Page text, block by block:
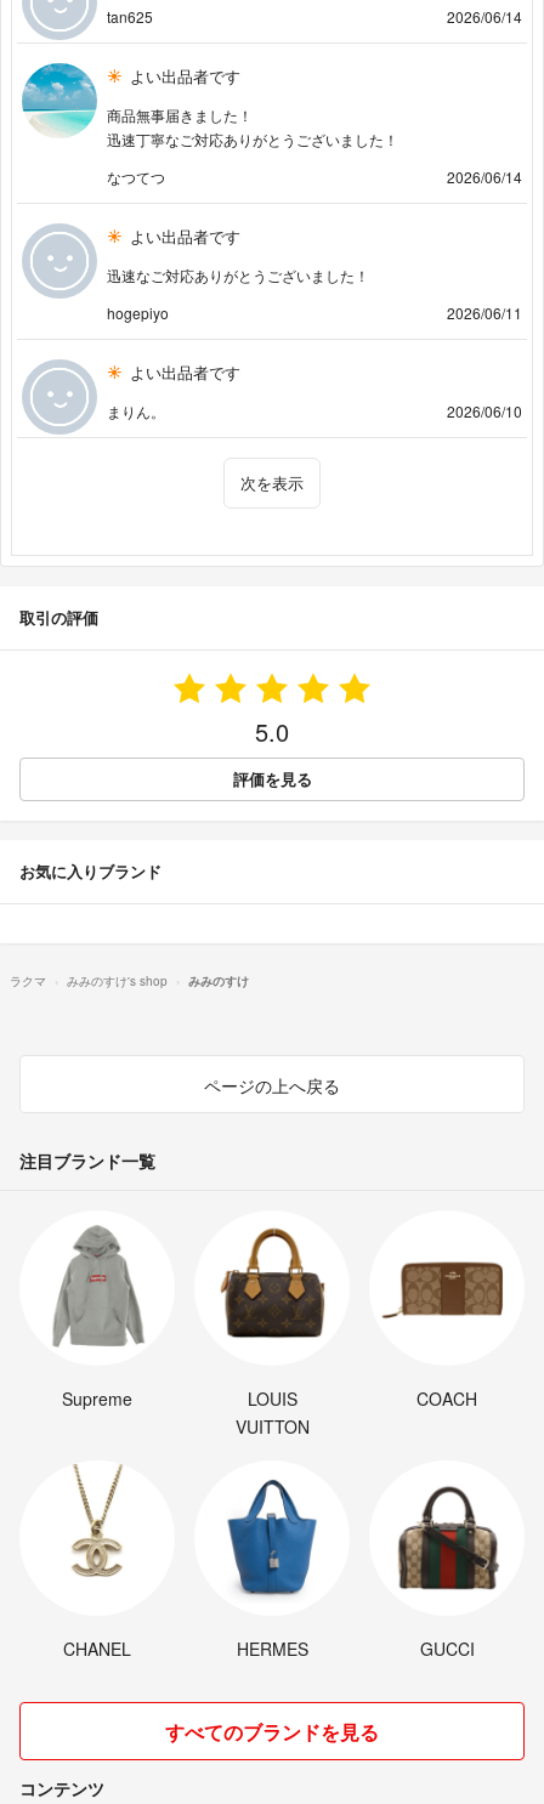
tan625 2026/06/14
よい出品者です
商品無事届きました！
迅速丁寧なご対応ありがとうございました！
なつてつ
2026/06/14
よい出品者です
迅速なご対応ありがとうございました！
hogepiyo
2026/06/11
よい出品者です
まりん。 2026/06/10
次を表示
取引の評価
5.0
評価を見る
お気に入りブランド
ラクマ みみのすけ's shop みみのすけ
ページの上へ戻る
注目ブランド一覧
Supreme
LOUIS
VUITTON
COACH
CHANEL HERMES GUCCI
すべてのブランドを見る
コンテンツ